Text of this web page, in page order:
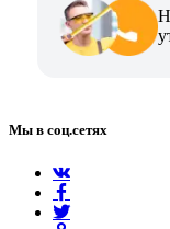
Мы в соц.сетях